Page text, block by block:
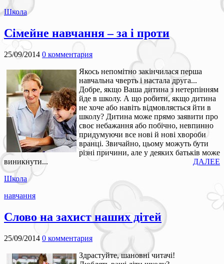
Школа
Сімейне навчання – за і проти
25/09/2014 0 комментария
Якось непомітно закінчилася перша
навчальна чверть і настала друга...
Добре, якщо Ваша дитина з нетерпінням
йде в школу. А що робити, якщо дитина
не хоче або навіть відмовляється йти в
школу? Дитина може прямо заявити про
своє небажання або побічно, невпинно
придумуючи все нові й нові хвороби
вранці. Звичайно, цьому можуть бути
різні причини, але у деяких батьків може
виникнути...
ДАЛЕЕ
Школа
навчання
Слово на захист наших дітей
25/09/2014 0 комментария
Здрастуйте, шановні читачі!